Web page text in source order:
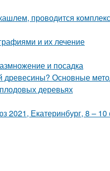
проводится
и их лечение
и посадка
древесины? Основные
деревьях
Екатеринбург, 8 – 10